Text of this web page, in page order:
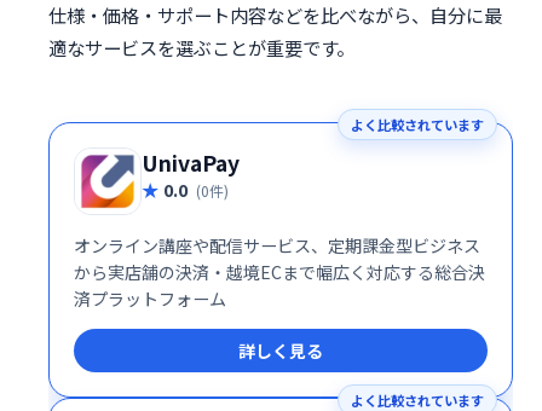
仕様・価格・サポート内容などを比べながら、自分に最
適なサービスを選ぶことが重要です。
よく比較されています
UnivaPay
0.0 (0件)
オンライン講座や配信サービス、定期課金型ビジネス
から実店舗の決済・越境ECまで幅広く対応する総合決
済プラットフォーム
詳しく見る
よく比較されています